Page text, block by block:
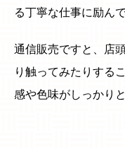
る丁寧な仕事に励ん
通信販売ですと、店
り触ってみたりする
感や色味がしっかり